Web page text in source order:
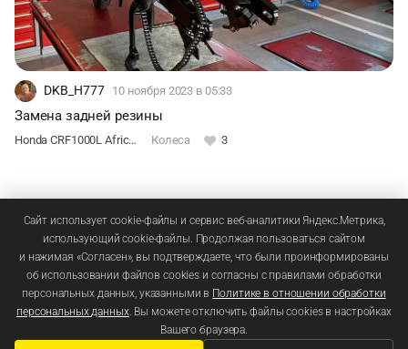
DKB_H777 10 ноября 2023 в 05:33
Замена задней резины
Honda CRF1000L Africa Twin DCT Колеса 3
Зарегистрируйтесьиливойдите, чтобы добавлять
комментарии
Сайт использует cookie-файлы и сервис веб-аналитики Яндекс.Метрика,
использующий cookie-файлы. Продолжая пользоваться сайтом
и нажимая «Согласен», вы подтверждаете, что были проинформированы
об использовании файлов cookies и согласны с правилами обработки
персональных данных, указанными в Политике в отношении обработки
персональных данных. Вы можете отключить файлы cookies в настройках
Вашего браузера.